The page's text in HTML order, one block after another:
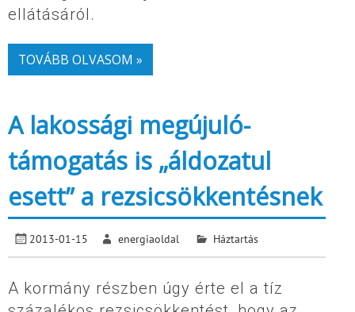
ellátásáról.
TOVÁBB OLVASOM »
A lakossági megújuló-
támogatás is „áldozatul
esett” a rezsicsökkentésnek
2013-01-15 energiaoldal Háztartás
A kormány részben úgy érte el a tíz